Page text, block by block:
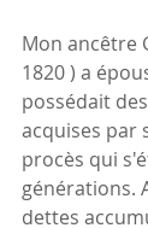
Mon ancêtre
1820 ) a
possédait
acquises par
procès qui
générations.
dettes